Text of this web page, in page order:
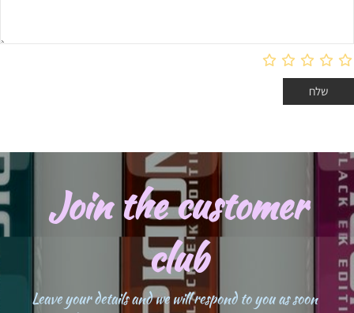
Join the customer
club
Leave your details and we will respond to you as soon